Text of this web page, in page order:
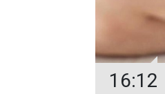
16:12